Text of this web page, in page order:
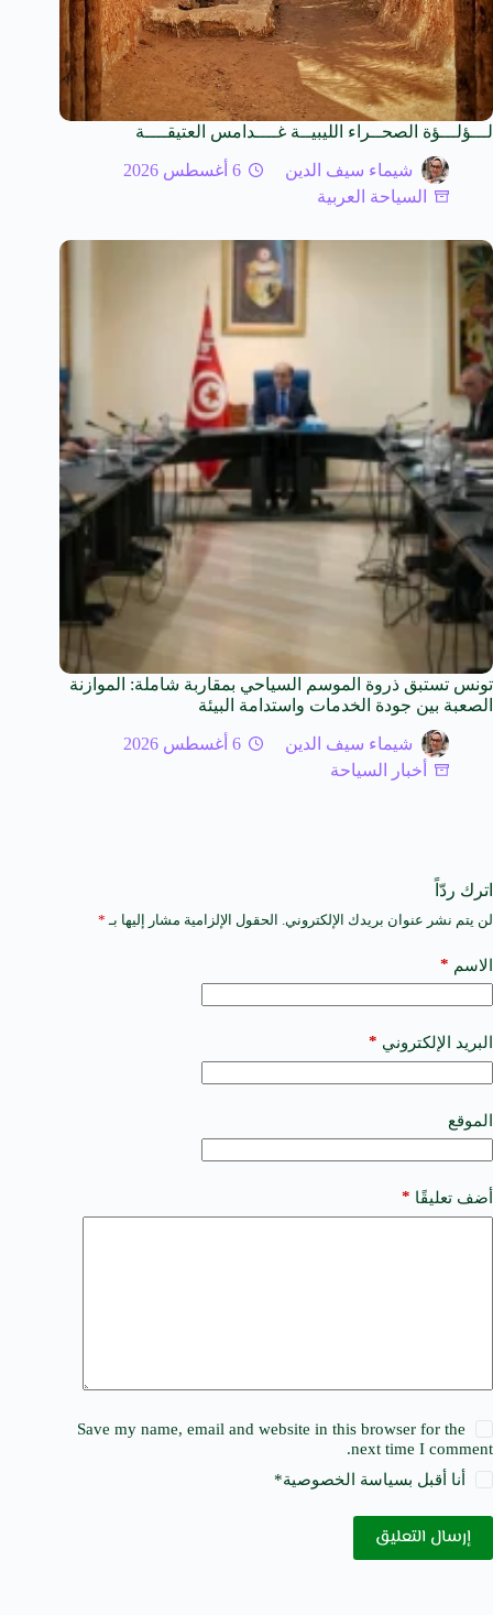
لـــؤلـــؤة الصحــراء الليبيــة غــــدامس العتيقــــة
شيماء سيف الدين
6 أغسطس 2026
السياحة العربية
تونس تستبق ذروة الموسم السياحي بمقاربة شاملة: الموازنة
الصعبة بين جودة الخدمات واستدامة البيئة
شيماء سيف الدين
6 أغسطس 2026
أخبار السياحة
اترك ردّاً
لن يتم نشر عنوان بريدك الإلكتروني. الحقول الإلزامية مشار إليها بـ *
الاسم *
البريد الإلكتروني *
الموقع
أضف تعليقًا *
Save my name, email and website in this browser for the
next time I comment.
أنا أقبل بسياسة الخصوصية*
إرسال التعليق
A
t
e
a
t
i
e
: